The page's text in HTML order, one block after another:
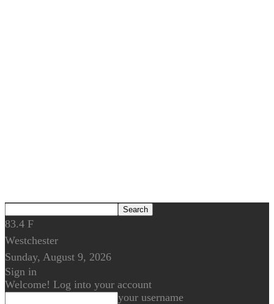
83.4 F
Westchester
Sunday, August 9, 2026
Sign in
Welcome! Log into your account
your username